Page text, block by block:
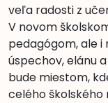
veľa radosti z
V novom
pedagógom, ale
úspechov, elánu
bude miestom,
celého školského